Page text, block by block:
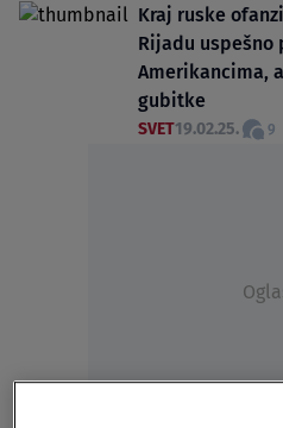
Kraj ruske
Rijadu uspešno
Amerikancima,
gubitke
SVET19.02.25. 9